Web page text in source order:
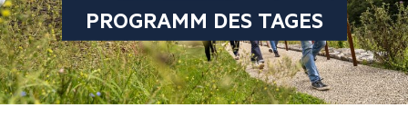
PROGRAMM DES TAGES